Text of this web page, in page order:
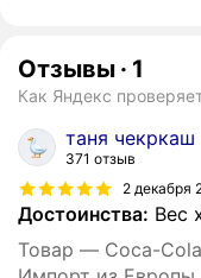
Отзывы · 1
Как Яндекс
таня чекркаш
371 отзыв
2 декабря
Достоинства: Вес
Товар — Coca-